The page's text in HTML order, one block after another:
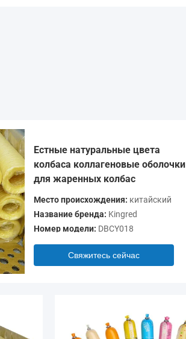
Естные натуральные цвета
колбаса коллагеновые оболочки
для жаренных колбас
Место происхождения: китайский
Название бренда: Kingred
Номер модели: DBCY018
Свяжитесь сейчас